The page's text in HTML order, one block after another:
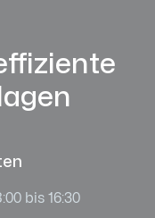
bis 16:30